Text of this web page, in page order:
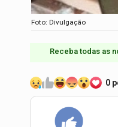
Foto: Divulgação
Receba todas as
0